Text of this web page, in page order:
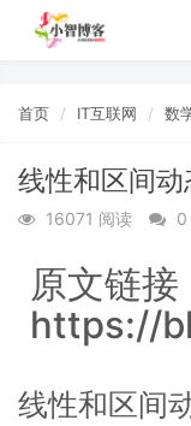
首页 IT互联网 数
线性和区间动
16071 阅读 0
原文链接
https://
线性和区间